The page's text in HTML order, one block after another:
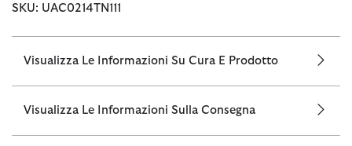
SKU: UAC0214TN111
Visualizza Le Informazioni Su Cura E Prodotto
Visualizza Le Informazioni Sulla Consegna